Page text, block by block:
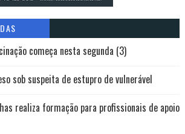
começa nesta segunda (3)
sob suspeita de estupro de vulnerável
realiza formação para profissionais de apoio